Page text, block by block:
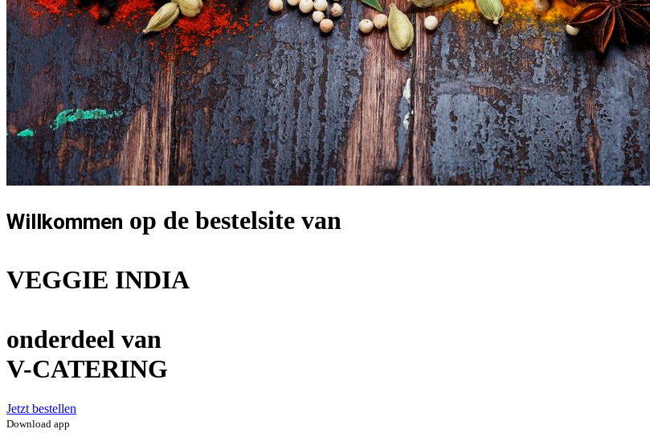
Willkommen op de bestelsite van
VEGGIE INDIA
onderdeel van
V-CATERING
Jetzt bestellen
Download app